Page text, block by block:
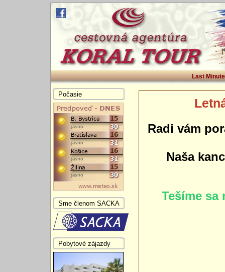
Last Minute
Radi vám
Naša
Tešíme sa
Počasie
Sme členom SACKA
Pobytové zájazdy